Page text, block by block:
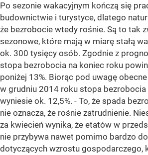
Po sezonie wakacyjnym kończą się
budownictwie i turystyce, dlatego
że bezrobocie wtedy rośnie. Są to tak
sezonowe, które mają w miarę stałą
ok. 300 tysięcy osób. Zgodnie z
stopa bezrobocia na koniec roku
poniżej 13%. Biorąc pod uwagę
w grudniu 2014 roku stopa
wyniesie ok. 12,5%. - To, że spada
nie oznacza, że rośnie zatrudnienie.
za kwiecień wynika, że etatów w
nie przybywa nawet pomimo bardzo
dotyczących wzrostu gospodarczego,